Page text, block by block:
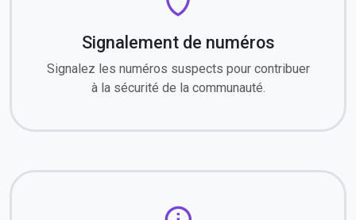
Signalement de numéros
Signalez les numéros suspects pour contribuer
à la sécurité de la communauté.